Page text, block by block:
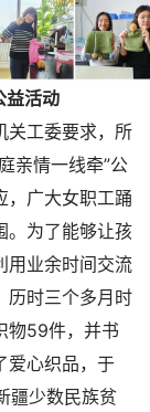
益活动
关工委要求，所
亲情一线牵”公
，广大女职工踊
。为了能够让孩
用业余时间交流
历时三个多月时
物59件，并书
爱心织品，于
疆少数民族贫